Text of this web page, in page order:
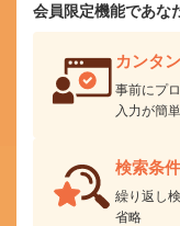
会員限定機能であな
カンタ
事前にプ
入力が簡
検索条
繰り返し
省略